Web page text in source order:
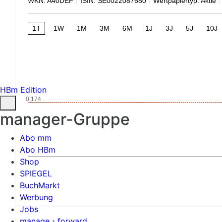
1T 1W 1M 3M 6M 1J 3J 5J 10J
0,174
HBm Edition
manager-Gruppe
Abo mm
Abo HBm
Shop
SPIEGEL
BuchMarkt
Werbung
Jobs